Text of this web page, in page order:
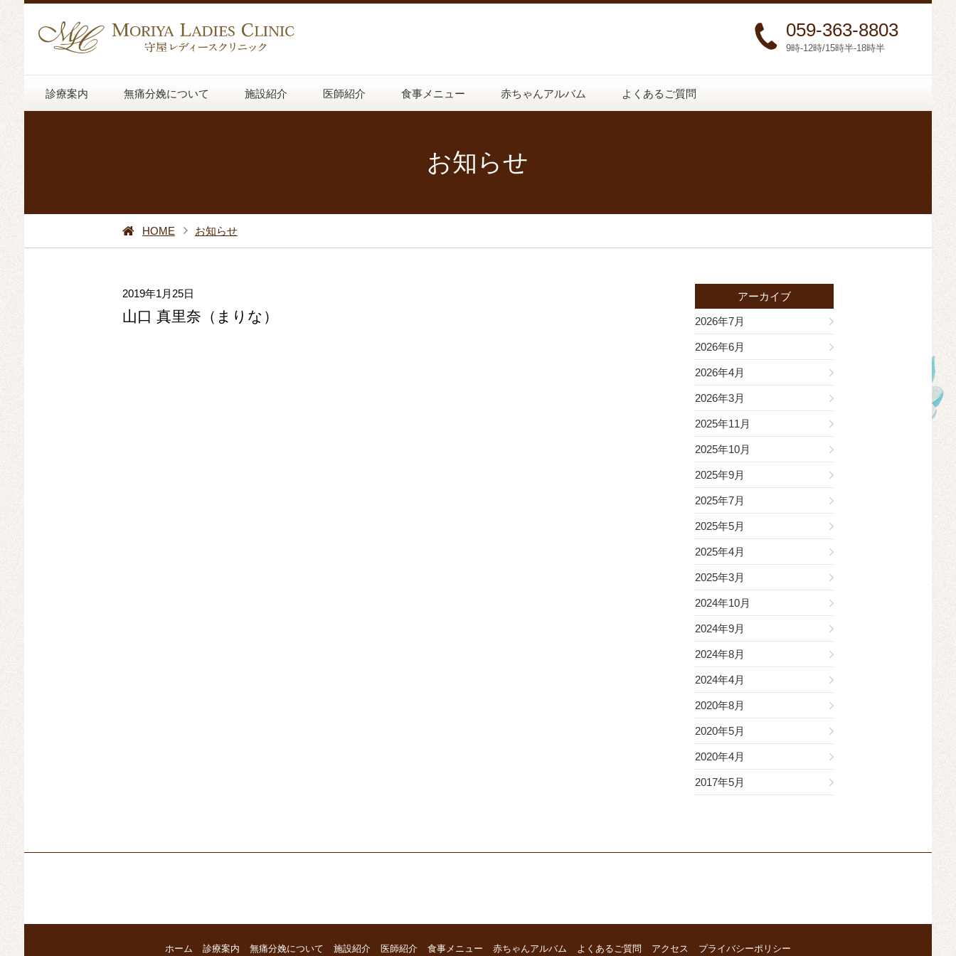
059-363-8803
9時-12時/15時半-18時半
診療案内 無痛分娩について 施設紹介 医師紹介 食事メニュー 赤ちゃんアルバム よくあるご質問
お知らせ
HOME お知らせ
2019年1月25日
山口 真里奈（まりな）
アーカイブ
2026年7月
2026年6月
2026年4月
2026年3月
2025年11月
2025年10月
2025年9月
2025年7月
2025年5月
2025年4月
2025年3月
2024年10月
2024年9月
2024年8月
2024年4月
2020年8月
2020年5月
2020年4月
2017年5月
ホーム 診療案内 無痛分娩について 施設紹介 医師紹介 食事メニュー 赤ちゃんアルバム よくあるご質問 アクセス プライバシーポリシー